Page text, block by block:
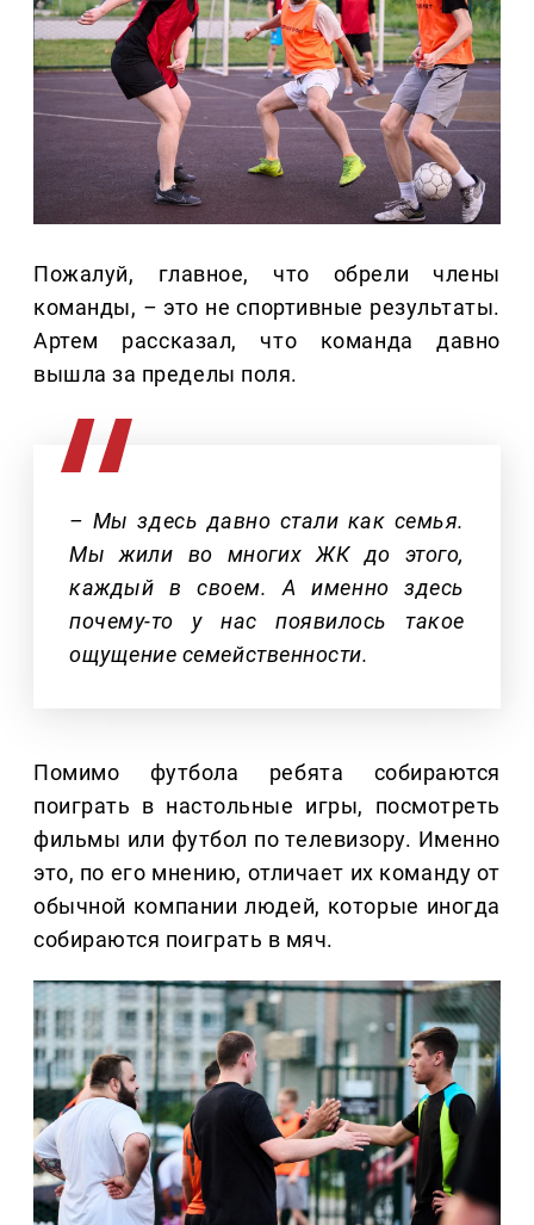
Пожалуй, главное, что обрели члены
команды, – это не спортивные результаты.
Артем рассказал, что команда давно
вышла за пределы поля.
– Мы здесь давно стали как семья.
Мы жили во многих ЖК до этого,
каждый в своем. А именно здесь
почему-то у нас появилось такое
ощущение семейственности.
Помимо футбола ребята собираются
поиграть в настольные игры, посмотреть
фильмы или футбол по телевизору. Именно
это, по его мнению, отличает их команду от
обычной компании людей, которые иногда
собираются поиграть в мяч.